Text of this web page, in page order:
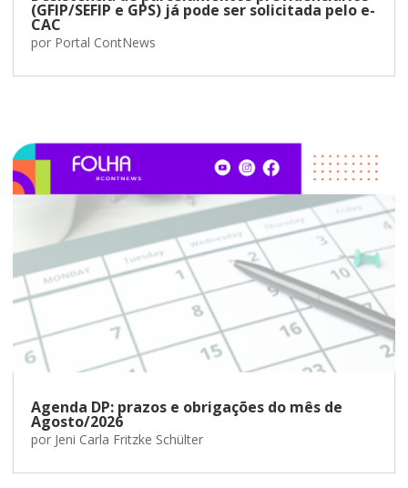
(GFIP/SEFIP e GPS) já pode ser solicitada pelo e-
CAC
por Portal ContNews
Agenda DP: prazos e obrigações do mês de
Agosto/2026
por Jeni Carla Fritzke Schülter